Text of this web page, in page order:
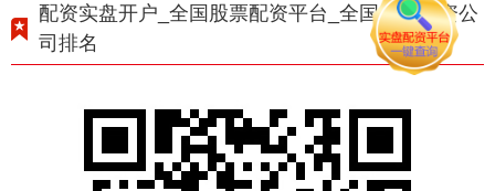
配资实盘开户_全国股票配资平台_全国股票配资公
司排名